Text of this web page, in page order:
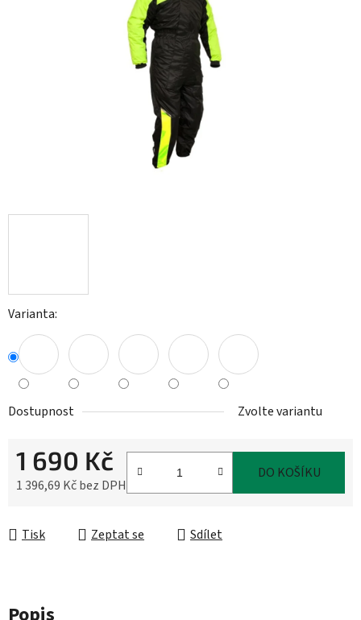
Varianta:
Dostupnost Zvolte variantu
1 690 Kč
1 396,69 Kč bez DPH
DO KOŠÍKU
Tisk Zeptat se Sdílet